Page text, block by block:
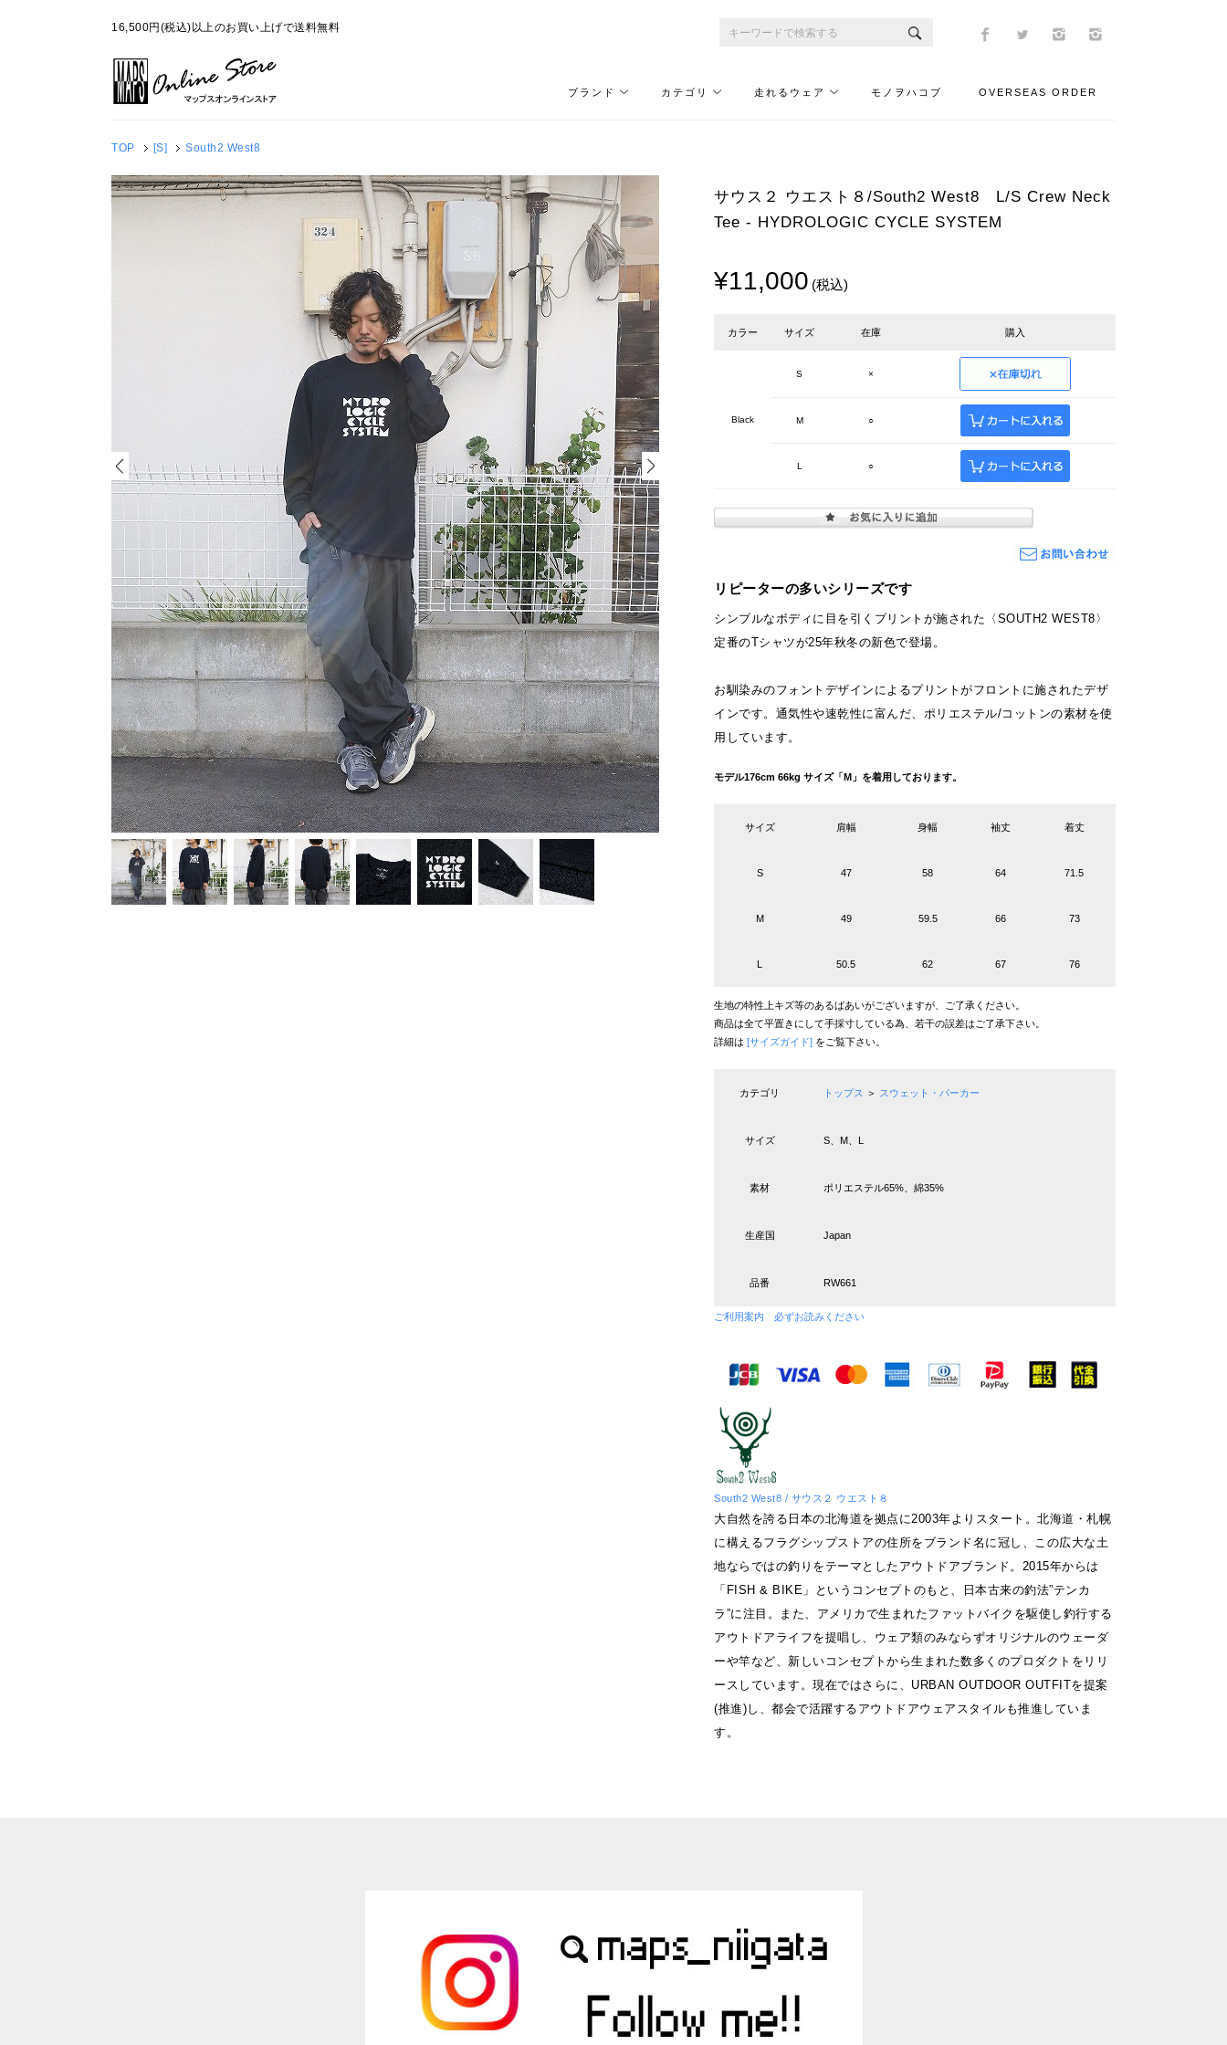
16,500円(税込)以上のお買い上げで送料無料
ブランド カテゴリ 走れるウェア モノヲハコブ OVERSEAS ORDER
TOP [S] South2 West8
サウス２ ウエスト８/South2 West8 L/S Crew Neck
Tee - HYDROLOGIC CYCLE SYSTEM
¥11,000 (税込)
カラー サイズ 在庫 購入
Black
S ×
M ○
L ○
リピーターの多いシリーズです
シンプルなボディに目を引くプリントが施された〈SOUTH2 WEST8〉
定番のTシャツが25年秋冬の新色で登場。
お馴染みのフォントデザインによるプリントがフロントに施されたデザ
インです。通気性や速乾性に富んだ、ポリエステル/コットンの素材を使
用しています。
モデル176cm 66kg サイズ「M」を着用しております。
サイズ 肩幅 身幅 袖丈 着丈
S 47 58 64 71.5
M 49 59.5 66 73
L 50.5 62 67 76
生地の特性上キズ等のあるばあいがございますが、ご了承ください。
商品は全て平置きにして手採寸している為、若干の誤差はご了承下さい。
詳細は [サイズガイド] をご覧下さい。
カテゴリ トップス ＞ スウェット・パーカー
サイズ S、M、L
素材 ポリエステル65%、綿35%
生産国 Japan
品番 RW661
ご利用案内 必ずお読みください
South2 West8 / サウス２ ウエスト８
大自然を誇る日本の北海道を拠点に2003年よりスタート。北海道・札幌
に構えるフラグシップストアの住所をブランド名に冠し、この広大な土
地ならではの釣りをテーマとしたアウトドアブランド。2015年からは
「FISH & BIKE」というコンセプトのもと、日本古来の釣法”テンカ
ラ”に注目。また、アメリカで生まれたファットバイクを駆使し釣行する
アウトドアライフを提唱し、ウェア類のみならずオリジナルのウェーダ
ーや竿など、新しいコンセプトから生まれた数多くのプロダクトをリリ
ースしています。現在ではさらに、URBAN OUTDOOR OUTFITを提案
(推進)し、都会で活躍するアウトドアウェアスタイルも推進していま
す。